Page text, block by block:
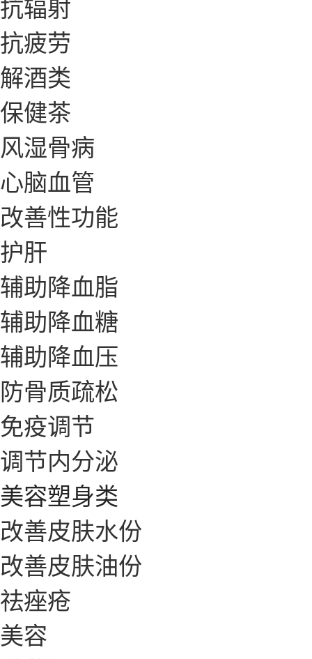
抗辐射
抗疲劳
解酒类
保健茶
风湿骨病
心脑血管
改善性功能
护肝
辅助降血脂
辅助降血糖
辅助降血压
防骨质疏松
免疫调节
调节内分泌
美容塑身类
改善皮肤水份
改善皮肤油份
祛痤疮
美容